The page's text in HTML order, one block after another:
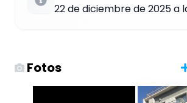
22 de diciembre de 2025 a
Fotos